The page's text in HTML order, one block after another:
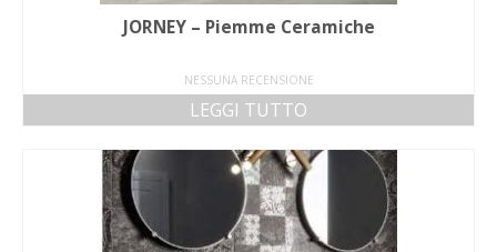
JORNEY – Piemme Ceramiche
NESSUNA RECENSIONE
LEGGI TUTTO